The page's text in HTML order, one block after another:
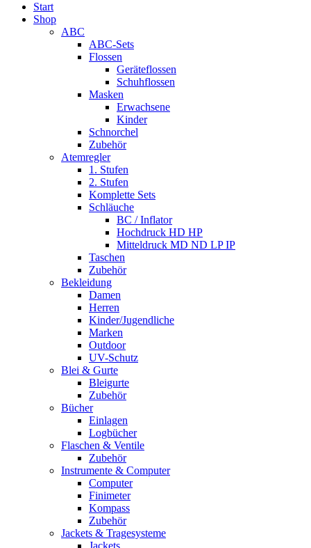
Start
Shop
ABC
ABC-Sets
Flossen
Geräteflossen
Schuhflossen
Masken
Erwachsene
Kinder
Schnorchel
Zubehör
Atemregler
1. Stufen
2. Stufen
Komplette Sets
Schläuche
BC / Inflator
Hochdruck HD HP
Mitteldruck MD ND LP IP
Taschen
Zubehör
Bekleidung
Damen
Herren
Kinder/Jugendliche
Marken
Outdoor
UV-Schutz
Blei & Gurte
Bleigurte
Zubehör
Bücher
Einlagen
Logbücher
Flaschen & Ventile
Zubehör
Instrumente & Computer
Computer
Finimeter
Kompass
Zubehör
Jackets & Tragesysteme
Jackets